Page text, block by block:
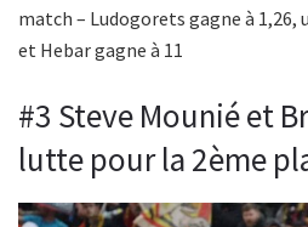
match – Ludogorets gagne à 1,26,
et Hebar gagne à 11
#3 Steve Mounié et
lutte pour la 2ème